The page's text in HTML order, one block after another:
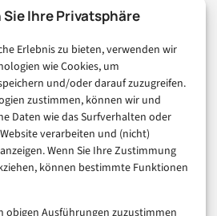
Ihre Privatsphäre
Erlebnis zu bieten, verwenden wir
wie Cookies, um
und/oder darauf zuzugreifen.
zustimmen, können wir und
Daten wie das Surfverhalten oder
verarbeiten und (nicht)
Wenn Sie Ihre Zustimmung
können bestimmte Funktionen
obigen Ausführungen zuzustimmen
für die Auswahl einer CRM-
Sie mindestens diese
täglich im CRM?Ein
allein wird anders bewertet als
Sales und Service.